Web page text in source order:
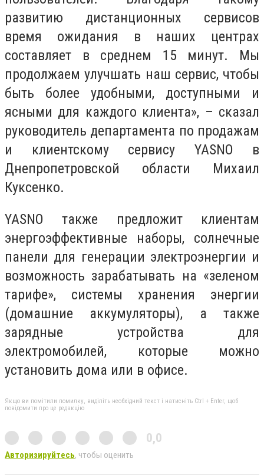
развитию дистанционных сервисов
время ожидания в наших центрах
составляет в среднем 15 минут. Мы
продолжаем улучшать наш сервис, чтобы
быть более удобными, доступными и
ясными для каждого клиента», – сказал
руководитель департамента по продажам
и клиентскому сервису YASNO в
Днепропетровской области Михаил
Куксенко.
YASNO также предложит клиентам
энергоэффективные наборы, солнечные
панели для генерации электроэнергии и
возможность зарабатывать на «зеленом
тарифе», системы хранения энергии
(домашние аккумуляторы), а также
зарядные устройства для
электромобилей, которые можно
установить дома или в офисе.
Якщо ви помітили помилку, виділіть необхідний текст і натисніть Ctrl + Enter, щоб
повідомити про це редакцію
0,0
Авторизируйтесь, чтобы оценить